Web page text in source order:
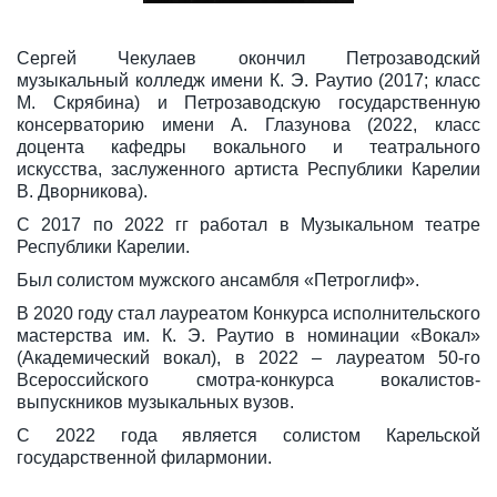
Сергей Чекулаев окончил Петрозаводский
музыкальный колледж имени К. Э. Раутио (2017; класс
М. Скрябина) и Петрозаводскую государственную
консерваторию имени А. Глазунова (2022, класс
доцента кафедры вокального и театрального
искусства, заслуженного артиста Республики Карелии
В. Дворникова).
С 2017 по 2022 гг работал в Музыкальном театре
Республики Карелии.
Был солистом мужского ансамбля «Петроглиф».
В 2020 году стал лауреатом Конкурса исполнительского
мастерства им. К. Э. Раутио в номинации «Вокал»
(Академический вокал), в 2022 – лауреатом 50-го
Всероссийского смотра-конкурса вокалистов-
выпускников музыкальных вузов.
С 2022 года является солистом Карельской
государственной филармонии.